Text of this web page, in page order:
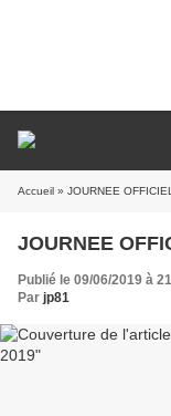
Accueil » JOURNEE
JOURNEE
Publié le 09/06/2019 à
Par jp81